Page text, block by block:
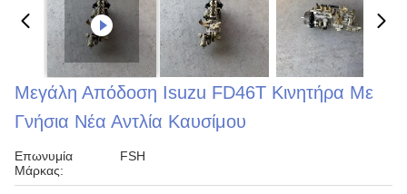
Μεγάλη Απόδοση Isuzu FD46T Κινητήρα Με
Γνήσια Νέα Αντλία Καυσίμου
Επωνυμία
Μάρκας:
FSH